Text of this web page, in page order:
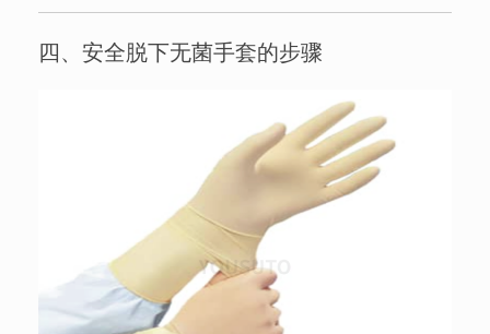
四、安全脱下无菌手套的步骤